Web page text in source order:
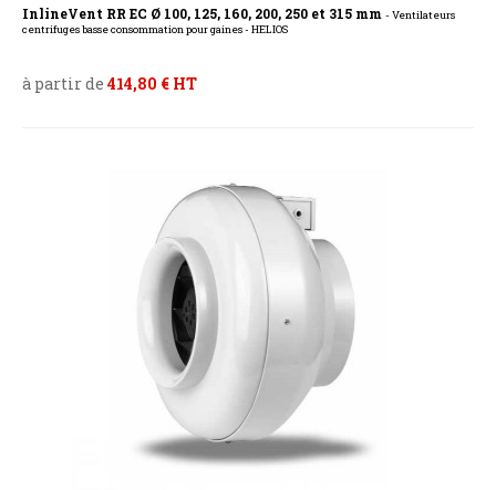
InlineVent RR EC Ø 100, 125, 160, 200, 250 et 315 mm - Ventilateurs
centrifuges basse consommation pour gaines - HELIOS
à partir de 414,80 € HT